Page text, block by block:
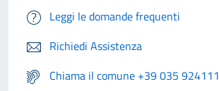
Leggi le domande frequenti
Richiedi Assistenza
Chiama il comune +39 035 924111